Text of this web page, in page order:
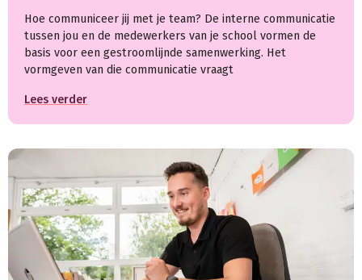
Hoe communiceer jij met je team? De interne communicatie
tussen jou en de medewerkers van je school vormen de
basis voor een gestroomlijnde samenwerking. Het
vormgeven van die communicatie vraagt
Lees verder